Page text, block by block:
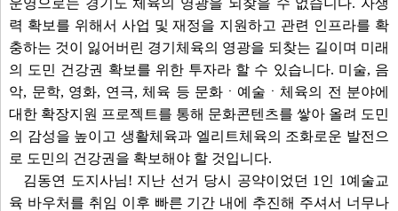
운영으로는 경기도 체육의 영광을 되찾을 수 없습니다. 자생
력 확보를 위해서 사업 및 재정을 지원하고 관련 인프라를 확
충하는 것이 잃어버린 경기체육의 영광을 되찾는 길이며 미래
의 도민 건강권 확보를 위한 투자라 할 수 있습니다. 미술, 음
악, 문학, 영화, 연극, 체육 등 문화ㆍ예술ㆍ체육의 전 분야에
대한 확장지원 프로젝트를 통해 문화콘텐츠를 쌓아 올려 도민
의 감성을 높이고 생활체육과 엘리트체육의 조화로운 발전으
로 도민의 건강권을 확보해야 할 것입니다.
김동연 도지사님! 지난 선거 당시 공약이었던 1인 1예술교
육 바우처를 취임 이후 빠른 기간 내에 추진해 주셔서 너무나